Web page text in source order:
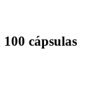
cápsulas